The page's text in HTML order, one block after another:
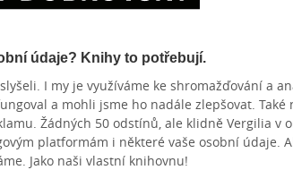
PŮVODNÍ NÁZEV
údaje? Knihy to potřebují.
I my je využíváme ke shromažďování a
a mohli jsme ho nadále zlepšovat. Také
Žádných 50 odstínů, ale klidně Vergilia v
platformám i některé vaše osobní údaje.
Jako naši vlastní knihovnu!